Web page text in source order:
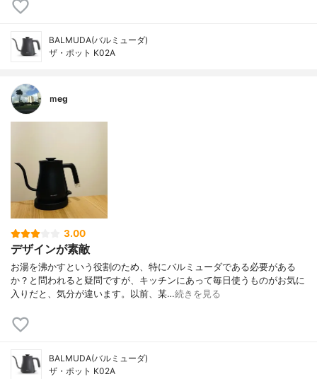
BALMUDA(バルミューダ)
ザ・ポット K02A
ｍeg
3.00
デザインが素敵
お湯を沸かすという役割のため、特にバルミューダである必要がある
か？と問われると疑問ですが、キッチンにあって毎日使うものがお気に
入りだと、気分が違います。以前、某…続きを見る
BALMUDA(バルミューダ)
ザ・ポット K02A